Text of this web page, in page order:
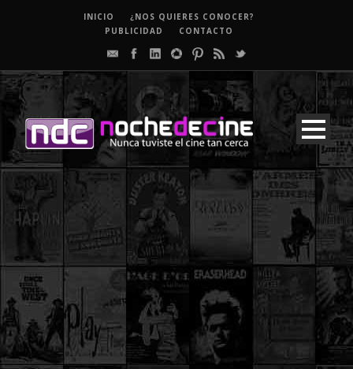
INICIO
¿NOS QUIERES CONOCER?
PUBLICIDAD
CONTACTO